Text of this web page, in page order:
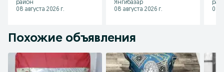
район
08 августа 2026 г.
Янгибазар
08 августа 2026 г.
08
Похожие объявления